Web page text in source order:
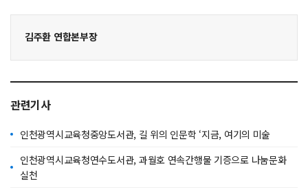
김주환 연합본부장
관련기사
인천광역시교육청중앙도서관, 길 위의 인문학 ‘지금, 여기의 미술
인천광역시교육청연수도서관, 과월호 연속간행물 기증으로 나눔문화
실천